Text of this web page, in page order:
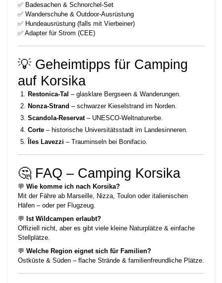
✅ Badesachen & Schnorchel-Set
✅ Wanderschuhe & Outdoor-Ausrüstung
✅ Hundeausrüstung (falls mit Vierbeiner)
✅ Adapter für Strom (CEE)
💡 Geheimtipps für Camping
auf Korsika
Restonica-Tal – glasklare Bergseen & Wanderungen.
Nonza-Strand – schwarzer Kieselstrand im Norden.
Scandola-Reservat– UNESCO-Weltnaturerbe.
Corte – historische Universitätsstadt im Landesinneren.
Îles Lavezzi – Trauminseln bei Bonifacio.
🤔 FAQ – Camping Korsika
💬 Wie komme ich nach Korsika?
Mit der Fähre ab Marseille, Nizza, Toulon oder italienischen
Häfen – oder per Flugzeug.
💬 Ist Wildcampen erlaubt?
Offiziell nicht, aber es gibt viele kleine Naturplätze & einfache
Stellplätze.
💬 Welche Region eignet sich für Familien?
Ostküste & Süden – flache Strände & familienfreundliche Plätze.